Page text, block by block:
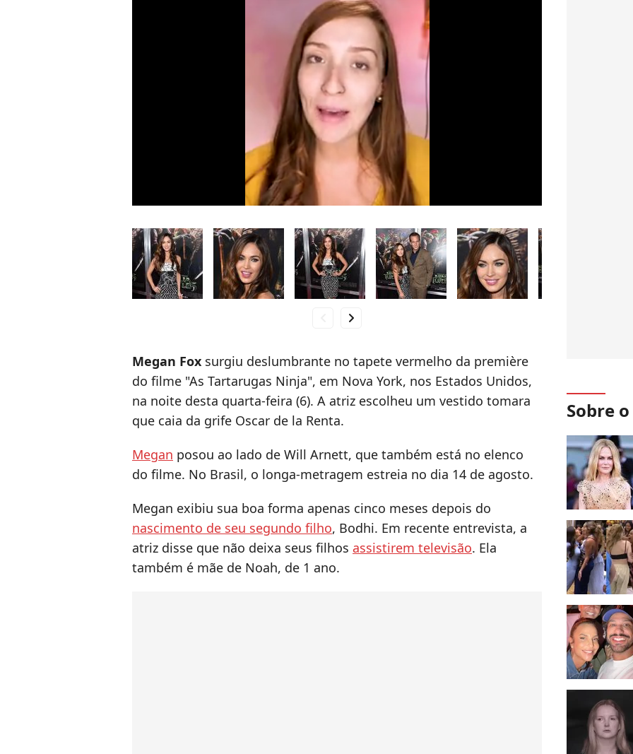
chevron_right
Megan Fox surgiu deslumbrante no tapete vermelho da première
do filme "As Tartarugas Ninja", em Nova York, nos Estados Unidos,
na noite desta quarta-feira (6). A atriz escolheu um vestido tomara
que caia da grife Oscar de la Renta.
Megan posou ao lado de Will Arnett, que também está no elenco
do filme. No Brasil, o longa-metragem estreia no dia 14 de agosto.
Megan exibiu sua boa forma apenas cinco meses depois do
nascimento de seu segundo filho, Bodhi. Em recente entrevista, a
atriz disse que não deixa seus filhos assistirem televisão. Ela
também é mãe de Noah, de 1 ano.
Sobre